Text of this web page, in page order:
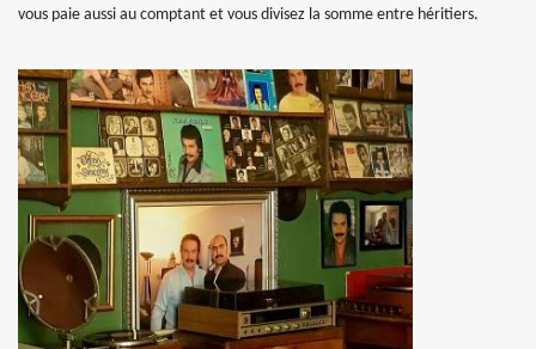
vous paie aussi au comptant et vous divisez la somme entre héritiers.